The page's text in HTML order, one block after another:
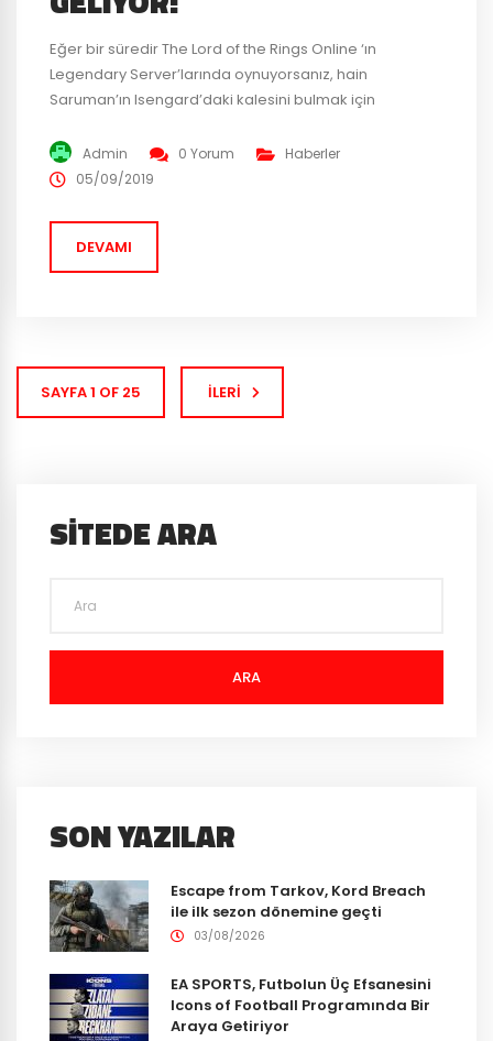
Eğer bir süredir The Lord of the Rings Online ‘ın
Legendary Server’larında oynuyorsanız, hain
Saruman’ın Isengard’daki kalesini bulmak için
Of Isengard gelişi işe son buluyor! Rise of Isengard
LOTRO’nun 2011 yılında çıkardığı, oyunculara Yüzük
Onların gittiği yoldan adımlarını takip ederseniz,
Orthanc kapılarını bulabilirsiniz. Saruman’ın...
Admin 0 Yorum
Haberler
05/09/2019
DEVAMI
SAYFA 1 OF 25 İLERI
SITEDE ARA
ARA
SON YAZILAR
Escape from Tarkov, Kord Breach
ile ilk sezon dönemine geçti
03/08/2026
EA SPORTS, Futbolun Üç Efsanesini
Icons of Football Programında Bir
Araya Getiriyor